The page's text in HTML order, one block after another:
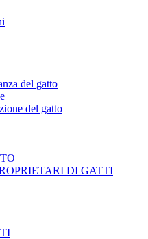
del gatto
del gatto
DI GATTI